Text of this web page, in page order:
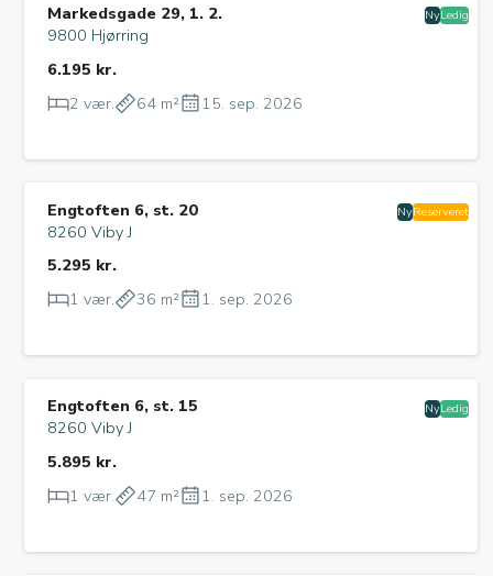
NyLedig
Markedsgade 29, 1. 2.
9800 Hjørring
6.195 kr.
2 vær.
64 m² 15. sep. 2026
NyReserveret
Engtoften 6, st. 20
8260 Viby J
5.295 kr.
1 vær.
36 m² 1. sep. 2026
NyLedig
Engtoften 6, st. 15
8260 Viby J
5.895 kr.
1 vær.
47 m² 1. sep. 2026